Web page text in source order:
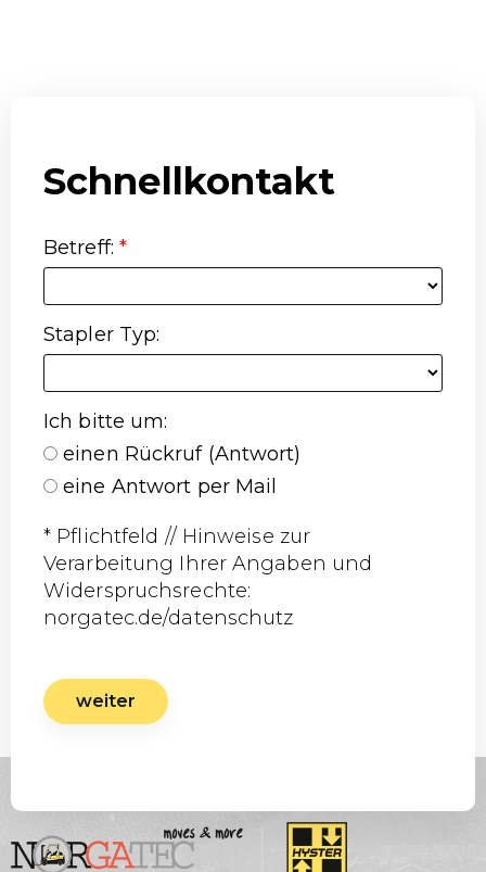
Schnellkontakt
Betreff: *
Stapler Typ:
Ich bitte um:
einen Rückruf (Antwort)
eine Antwort per Mail
* Pflichtfeld // Hinweise zur
Verarbeitung Ihrer Angaben und
Widerspruchsrechte:
norgatec.de/datenschutz
weiter